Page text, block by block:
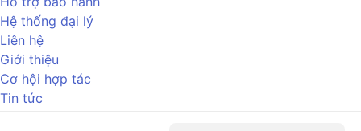
Hệ thống đại lý
Liên hệ
Giới thiệu
Cơ hội hợp tác
Tin tức